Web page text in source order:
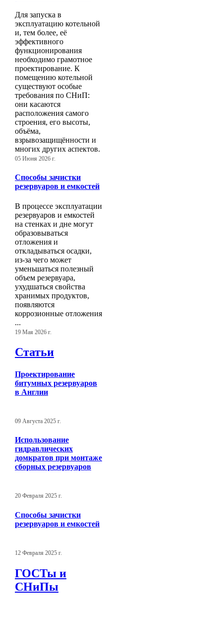
Для запуска в
эксплуатацию котельной
и, тем более, её
эффективного
функционирования
необходимо грамотное
проектирование. К
помещению котельной
существуют особые
требования по СНиП:
они касаются
расположения самого
строения, его высоты,
объёма,
взрывозащищённости и
многих других аспектов.
05 Июня 2026 г.
Способы зачистки
резервуаров и емкостей
В процессе эксплуатации
резервуаров и емкостей
на стенках и дне могут
образовываться
отложения и
откладываться осадки,
из-за чего может
уменьшаться полезный
объем резервуара,
ухудшаться свойства
хранимых продуктов,
появляются
коррозионные отложения
...
19 Мая 2026 г.
Статьи
Проектирование
битумных резервуаров
в Англии
09 Августа 2025 г.
Использование
гидравлических
домкратов при монтаже
сборных резервуаров
20 Февраля 2025 г.
Способы зачистки
резервуаров и емкостей
12 Февраля 2025 г.
ГОСТы и
СНиПы